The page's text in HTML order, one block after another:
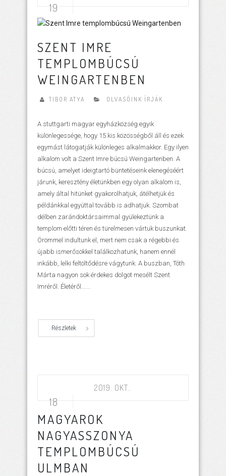
19
SZENT IMRE
TEMPLOMBÚCSÚ
WEINGARTENBEN
TIBOR ATYA OLVASÓINK ÍRJÁK
A stuttgarti magyar egyházközség egyik
különlegessége, hogy 15 kis közösségből áll és ezek
egymást látogatják különleges alkalmakkor. Egy ilyen
alkalom volt a Szent Imre búcsú Weingartenben. A
búcsú, amelyet ideigtartó büntetéseink elenegéséért
járunk, keresztény életünkben egy olyan alkalom is,
amely által hitünket gyakorolhatjuk, átélhetjük és
példánkkal egyúttal tovább is adhatjuk. Szombat
délben zarándoktársaimmal gyülekeztünk a
templom előtti téren és türelmesen vártuk buszunkat.
Örömmel indultunk el, mert nem csak a régebbi és
újabb ismerősökkel találkozhatunk, hanem ennél
inkább, lelki feltöltődésre vágytunk. A buszban, Tóth
Márta nagyon sok érdekes dolgot mesélt Szent
Imréről. Életéről......
Részletek
2019. OKT..
18
MAGYAROK
NAGYASSZONYA
TEMPLOMBÚCSÚ
ULMBAN